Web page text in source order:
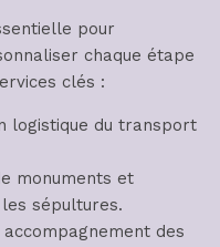
pour
chaque étape
clés :
logistique du transport
monuments et
sépultures.
accompagnement des